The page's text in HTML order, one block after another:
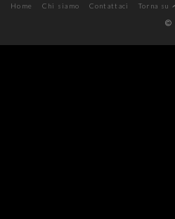
Home Chi siamo Contattaci
Torna su